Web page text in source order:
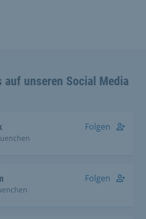
auf unseren Social Media
Folgen
Folgen